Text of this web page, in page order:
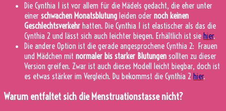
Die Cynthia 1 ist vor allem für die Mädels gedacht, die eher unter
einer schwachen Monatsblutung leiden oder noch keinen
Geschlechtsverkehr hatten. Die Cynthia 1 ist elastischer als das die
Cynthia 2 und lässt sich auch leichter biegen. Erhältlich ist sie hier.
Die andere Option ist die gerade angesprochene Cynthia 2: Frauen
und Mädchen mit normaler bis starker Blutungen sollten zu dieser
Version greifen. Zwar ist auch dieses Modell leicht biegbar, doch ist
es etwas stärker im Vergleich. Du bekommst die Cynthia 2 hier.
Warum entfaltet sich die Menstruationstasse nicht?